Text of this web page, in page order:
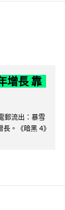
增長 靠
郵流出：暴雪
。《暗黑 4》